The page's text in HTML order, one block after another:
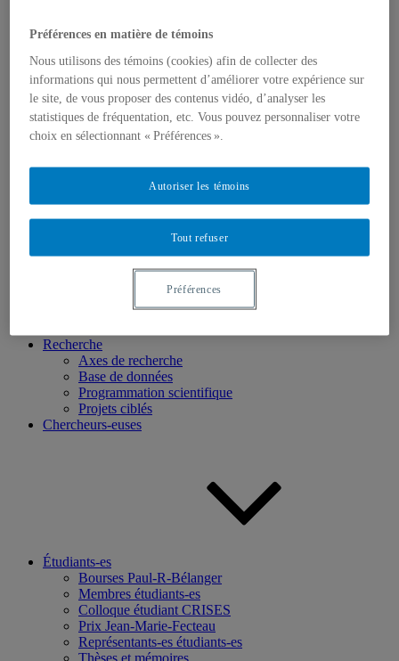
Activités
Événements à venir
Perspectives et dialogue
Vidéos et baladodiffusions
Recherche
Axes de recherche
Base de données
Programmation scientifique
Projets ciblés
Chercheurs-euses
Étudiants-es
Bourses Paul-R-Bélanger
Membres étudiants-es
Colloque étudiant CRISES
Prix Jean-Marie-Fecteau
Représentants-es étudiants-es
Thèses et mémoires
Préférences en matière de témoins
Nous utilisons des témoins (cookies) afin de collecter des
informations qui nous permettent d’améliorer votre expérience sur
le site, de vous proposer des contenus vidéo, d’analyser les
statistiques de fréquentation, etc. Vous pouvez personnaliser votre
choix en sélectionnant « Préférences ».
Tout refuser
Autoriser les témoins
Préférences